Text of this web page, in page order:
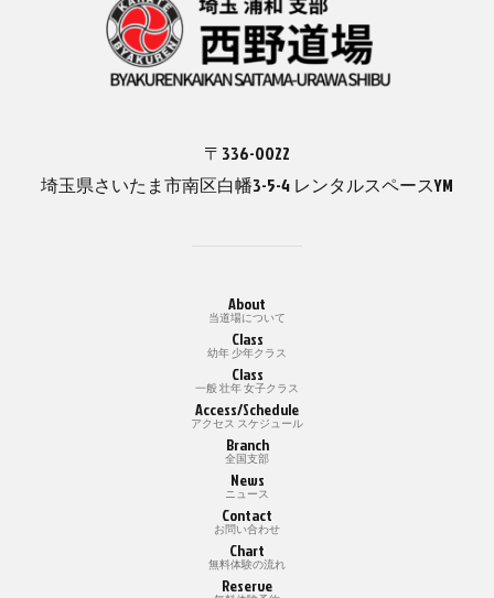
〒336-0022
埼玉県さいたま市南区白幡3-5-4 レンタルスペースYM
About
当道場について
Class
幼年 少年クラス
Class
一般 壮年 女子クラス
Access/Schedule
アクセス スケジュール
Branch
全国支部
News
ニュース
Contact
お問い合わせ
Chart
無料体験の流れ
Reserve